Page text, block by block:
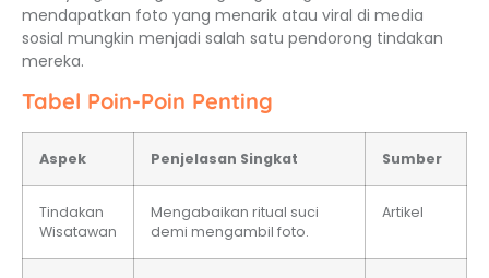
mendapatkan foto yang menarik atau viral di media
sosial mungkin menjadi salah satu pendorong tindakan
mereka.
Tabel Poin-Poin Penting
Aspek Penjelasan Singkat Sumber
Tindakan
Wisatawan
Mengabaikan ritual suci
demi mengambil foto.
Artikel